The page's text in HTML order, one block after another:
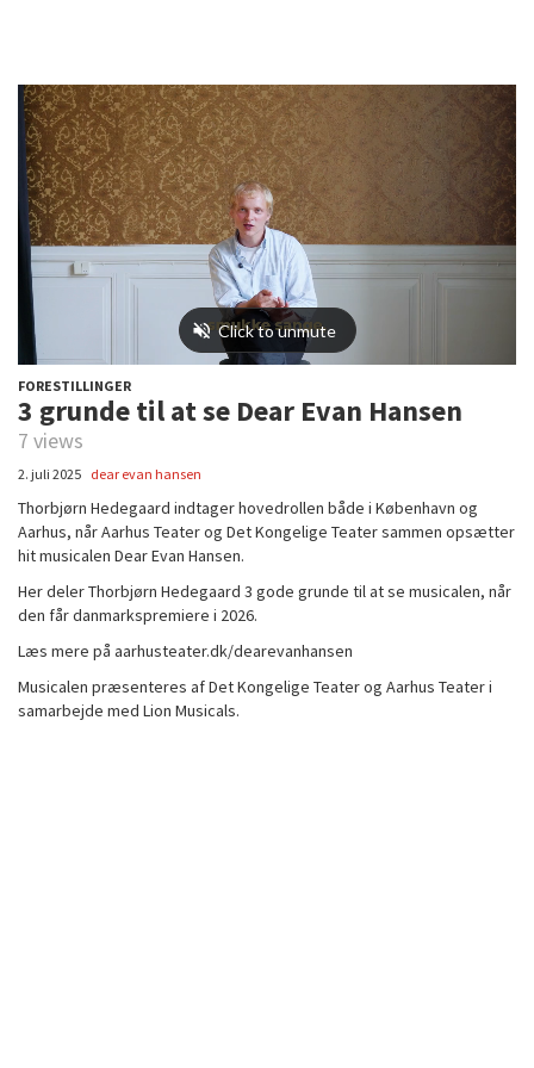
FORESTILLINGER
3 grunde til at se Dear Evan Hansen
7 views
2. juli 2025 dear evan hansen
Thorbjørn Hedegaard indtager hovedrollen både i København og
Aarhus, når Aarhus Teater og Det Kongelige Teater sammen opsætter
hit musicalen Dear Evan Hansen.
Her deler Thorbjørn Hedegaard 3 gode grunde til at se musicalen, når
den får danmarkspremiere i 2026.
Læs mere på aarhusteater.dk/dearevanhansen
Musicalen præsenteres af Det Kongelige Teater og Aarhus Teater i
samarbejde med Lion Musicals.